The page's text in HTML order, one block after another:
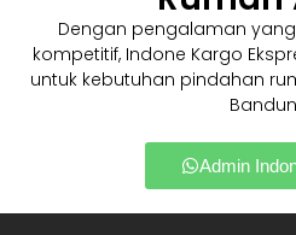
Dengan pengalaman
kompetitif, Indone Kargo
untuk kebutuhan pindahan
Admin